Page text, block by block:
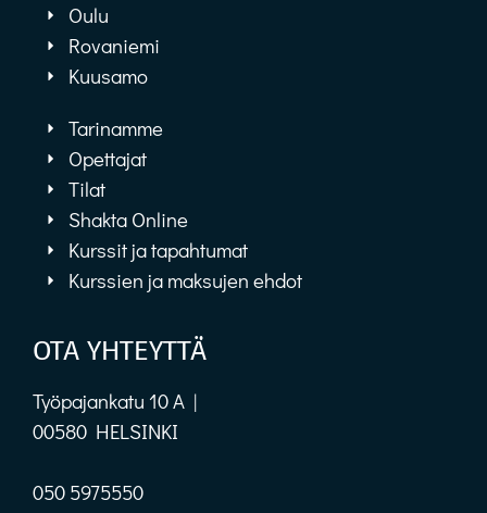
Oulu
Rovaniemi
Kuusamo
Tarinamme
Opettajat
Tilat
Shakta Online
Kurssit ja tapahtumat
Kurssien ja maksujen ehdot
OTA YHTEYTTÄ
Työpajankatu 10 A |
00580 HELSINKI
050 5975550